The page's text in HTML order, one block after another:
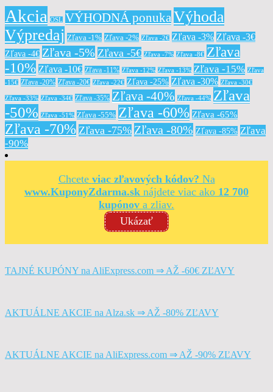
Akcia OSL VÝHODNÁ ponuka Výhoda
Výpredaj Zľava -1% Zľava -2% Zľava -2€ Zľava -3% Zľava -3€
Zľava -4€ Zľava -5% Zľava -5€ Zľava -7% Zľava -8€ Zľava
-10% Zľava -10€ Zľava -11% Zľava -12% Zľava -13% Zľava -15% Zľava
-15€ Zľava -20% Zľava -20€ Zľava -22€ Zľava -25% Zľava -30% Zľava -30€
Zľava -33% Zľava -34€ Zľava -35% Zľava -40% Zľava -44% Zľava
-50% Zľava -51% Zľava -55% Zľava -60% Zľava -65%
Zľava -70% Zľava -75% Zľava -80% Zľava -85% Zľava
-90%
Chcete viac zľavových kódov? Na
www.KuponyZdarma.sk nájdete viac ako 12 700
kupónov a zliav.
Ukázať
TAJNÉ KUPÓNY na AliExpress.com ⇒ AŽ -60€ ZĽAVY
AKTUÁLNE AKCIE na Alza.sk ⇒ AŽ -80% ZĽAVY
AKTUÁLNE AKCIE na AliExpress.com ⇒ AŽ -90% ZĽAVY